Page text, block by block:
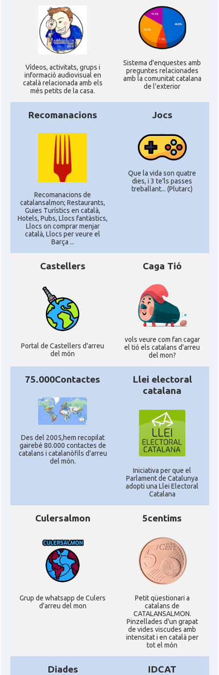
Ví­deos, activitats, grups i
informació audiovisual en
català relacionada amb els
més petits de la casa.
Sistema d'enquestes amb
preguntes relacionades
amb la comunitat catalana
de l'exterior
Recomanacions
Recomanacions de
catalansalmon; Restaurants,
Guies Turístics en català,
Hotels, Pubs, Llocs fantàstics,
Llocs on comprar menjar
català, Llocs per veure el
Barça ...
Jocs
Que la vida son quatre
dies, i 3 te'ls passes
treballant... (Plutarc)
Castellers
Portal de Castellers d'arreu
del món
Caga Tió
vols veure com fan cagar
el tió els catalans d'arreu
del mon?
75.000Contactes
Des del 2005,hem recopilat
gairebé 80.000 contactes de
catalans i catalanòfils d'arreu
del món.
Llei electoral
catalana
Iniciativa per que el
Parlament de Catalunya
adopti una Llei Electoral
Catalana
Culersalmon
Grup de whatsapp de Culers
d'arreu del mon
5centims
Petit qüestionari a
catalans de
CATALANSALMON.
Pinzellades d'un grapat
de vides viscudes amb
intensitat i en català per
tot el món
Diades IDCAT